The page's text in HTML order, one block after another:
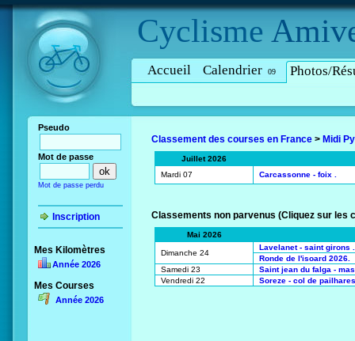
Cyclisme
Accueil Calendrier 09 Photos/
Pseudo
Mot de passe
Mot de passe perdu
Inscription
Mes Kilomètres
Année 2026
Mes Courses
Année 2026
Classement des courses en France > Midi
Juillet 2026
Mardi 07
Carcassonne - foix .
Classements non parvenus (Cliquez sur
Mai 2026
Dimanche 24
Lavelanet - saint girons .
Ronde de l'isoard 2026.
Samedi 23
Saint jean du falga -
Vendredi 22
Soreze - col de